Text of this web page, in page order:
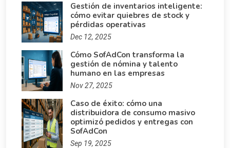
Gestión de inventarios inteligente:
cómo evitar quiebres de stock y
pérdidas operativas
Dec 12, 2025
Cómo SofAdCon transforma la
gestión de nómina y talento
humano en las empresas
Nov 27, 2025
Caso de éxito: cómo una
distribuidora de consumo masivo
optimizó pedidos y entregas con
SofAdCon
Sep 19, 2025